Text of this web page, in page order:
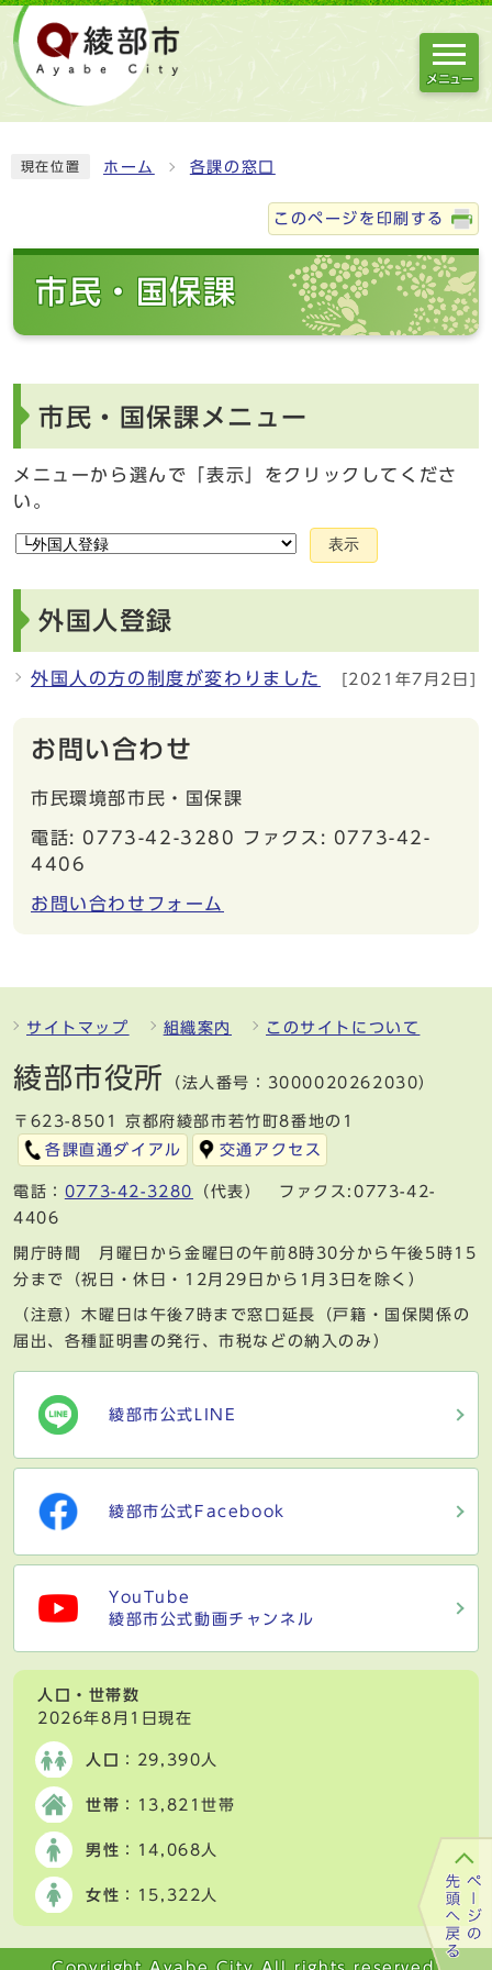
メニュー
現在位置 ホーム 各課の窓口
このページを印刷する
市民・国保課
市民・国保課メニュー
メニューから選んで「表示」をクリックしてくださ
い。
表示
外国人登録
外国人の方の制度が変わりました [2021年7月2日]
お問い合わせ
市民環境部市民・国保課
電話: 0773-42-3280 ファクス: 0773-42-
4406
お問い合わせフォーム
サイトマップ 組織案内 このサイトについて
綾部市役所 （法人番号：3000020262030）
〒623-8501 京都府綾部市若竹町8番地の1
各課直通ダイアル
交通アクセス
電話： 0773-42-3280
（代表） ファクス:0773-42-
4406
開庁時間 月曜日から金曜日の午前8時30分から午後5時15
分まで（祝日・休日・12月29日から1月3日を除く）
（注意）木曜日は午後7時まで窓口延長（戸籍・国保関係の
届出、各種証明書の発行、市税などの納入のみ）
綾部市公式LINE
綾部市公式Facebook
YouTube
綾部市公式動画チャンネル
人口・世帯数
2026年8月1日現在
人口 ：29,390人
世帯 ：13,821世帯
男性 ：14,068人
女性 ：15,322人